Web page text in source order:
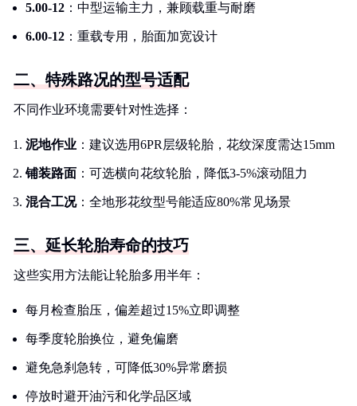
5.00-12 ：中型运输主力，兼顾载重与耐磨
6.00-12 ：重载专用，胎面加宽设计
二、特殊路况的型号适配
不同作业环境需要针对性选择：
泥地作业 ：建议选用6PR层级轮胎，花纹深度需达15mm
铺装路面 ：可选横向花纹轮胎，降低3-5%滚动阻力
混合工况：全地形花纹型号能适应80%常见场景
三、延长轮胎寿命的技巧
这些实用方法能让轮胎多用半年：
每月检查胎压，偏差超过15%立即调整
每季度轮胎换位，避免偏磨
避免急刹急转，可降低30%异常磨损
停放时避开油污和化学品区域